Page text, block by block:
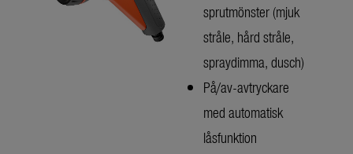
sprutmönster (mjuk
stråle, hård stråle,
spraydimma, dusch)
På/av-avtryckare
med automatisk
låsfunktion